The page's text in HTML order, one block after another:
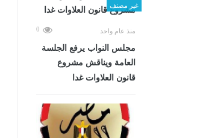
غير مصنف
منذ عام واحد 0
مجلس النواب يرفع الجلسة
العامة ويناقش مشروع
قانون العلاوات غدا